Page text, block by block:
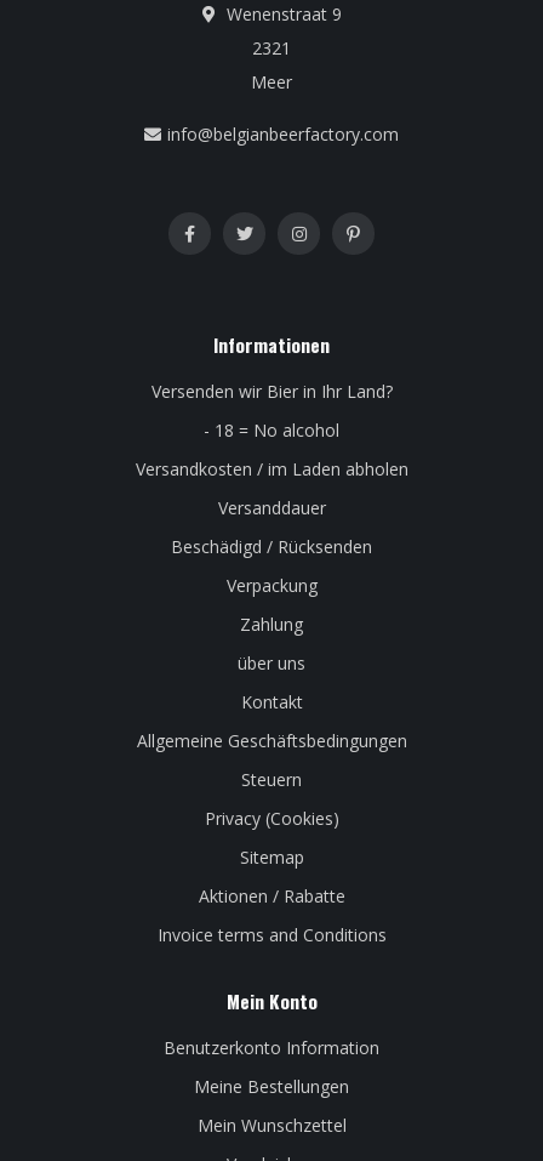
Wenenstraat 9
2321
Meer
info@belgianbeerfactory.com
Informationen
Versenden wir Bier in Ihr Land?
- 18 = No alcohol
Versandkosten / im Laden abholen
Versanddauer
Beschädigd / Rücksenden
Verpackung
Zahlung
über uns
Kontakt
Allgemeine Geschäftsbedingungen
Steuern
Privacy (Cookies)
Sitemap
Aktionen / Rabatte
Invoice terms and Conditions
Mein Konto
Benutzerkonto Information
Meine Bestellungen
Mein Wunschzettel